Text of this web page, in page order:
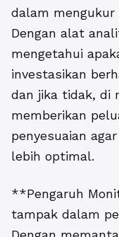
dalam
Dengan alat
mengetahui
investasikan
dan jika tidak, di
memberikan
penyesuaian
lebih optimal.
**Pengaruh
tampak dalam